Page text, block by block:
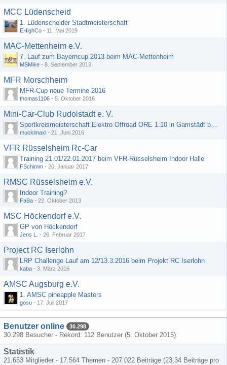
MCC Lüdenscheid
1. Lüdenscheider Stadtmeisterschaft
EHighCo - 11. Mai 2019
MAC-Mettenheim e.V.
7. Lauf zum Bayerncup 2013 beim MAC-Mettenheim
MSMike - 8. September 2013
MFR Morschheim
MFR-Cup neue Termine 2016
thomas1106 - 5. Oktober 2016
Mini-Car-Club Rudolstadt e. V.
Sportkreismeisterschaft Elektro Offroad ORE 1:10 in Gamstädt bei Erfurt, Outdoor mit Indoor Ausweichmöglichkeit!!!
mucklmaxl - 21. Juni 2016
VFR Rüsselsheim Rc-Car
Training 21.01/22.01.2017 beim VFR-Rüsselsheim Indoor Halle
FSchimm - 20. Januar 2017
RMSC Rüsselsheim e.V.
Indoor Training?
FaBa - 22. Oktober 2013
MSC Höckendorf e.V.
GP von Höckendorf
Jens L. - 26. Februar 2017
Project RC Iserlohn
LRP Challenge Lauf am 12/13.3.2016 beim Projekt RC Iserlohn
kaba - 3. März 2016
AMSC Augsburg e.V.
1. AMSC pineapple Masters
gosu - 17. Juli 2017
Benutzer online 30.298
30.298 Besucher - Rekord: 112 Benutzer (5. Oktober 2015)
Statistik
21.653 Mitglieder - 17.564 Themen - 207.022 Beiträge (23,34 Beiträge pro